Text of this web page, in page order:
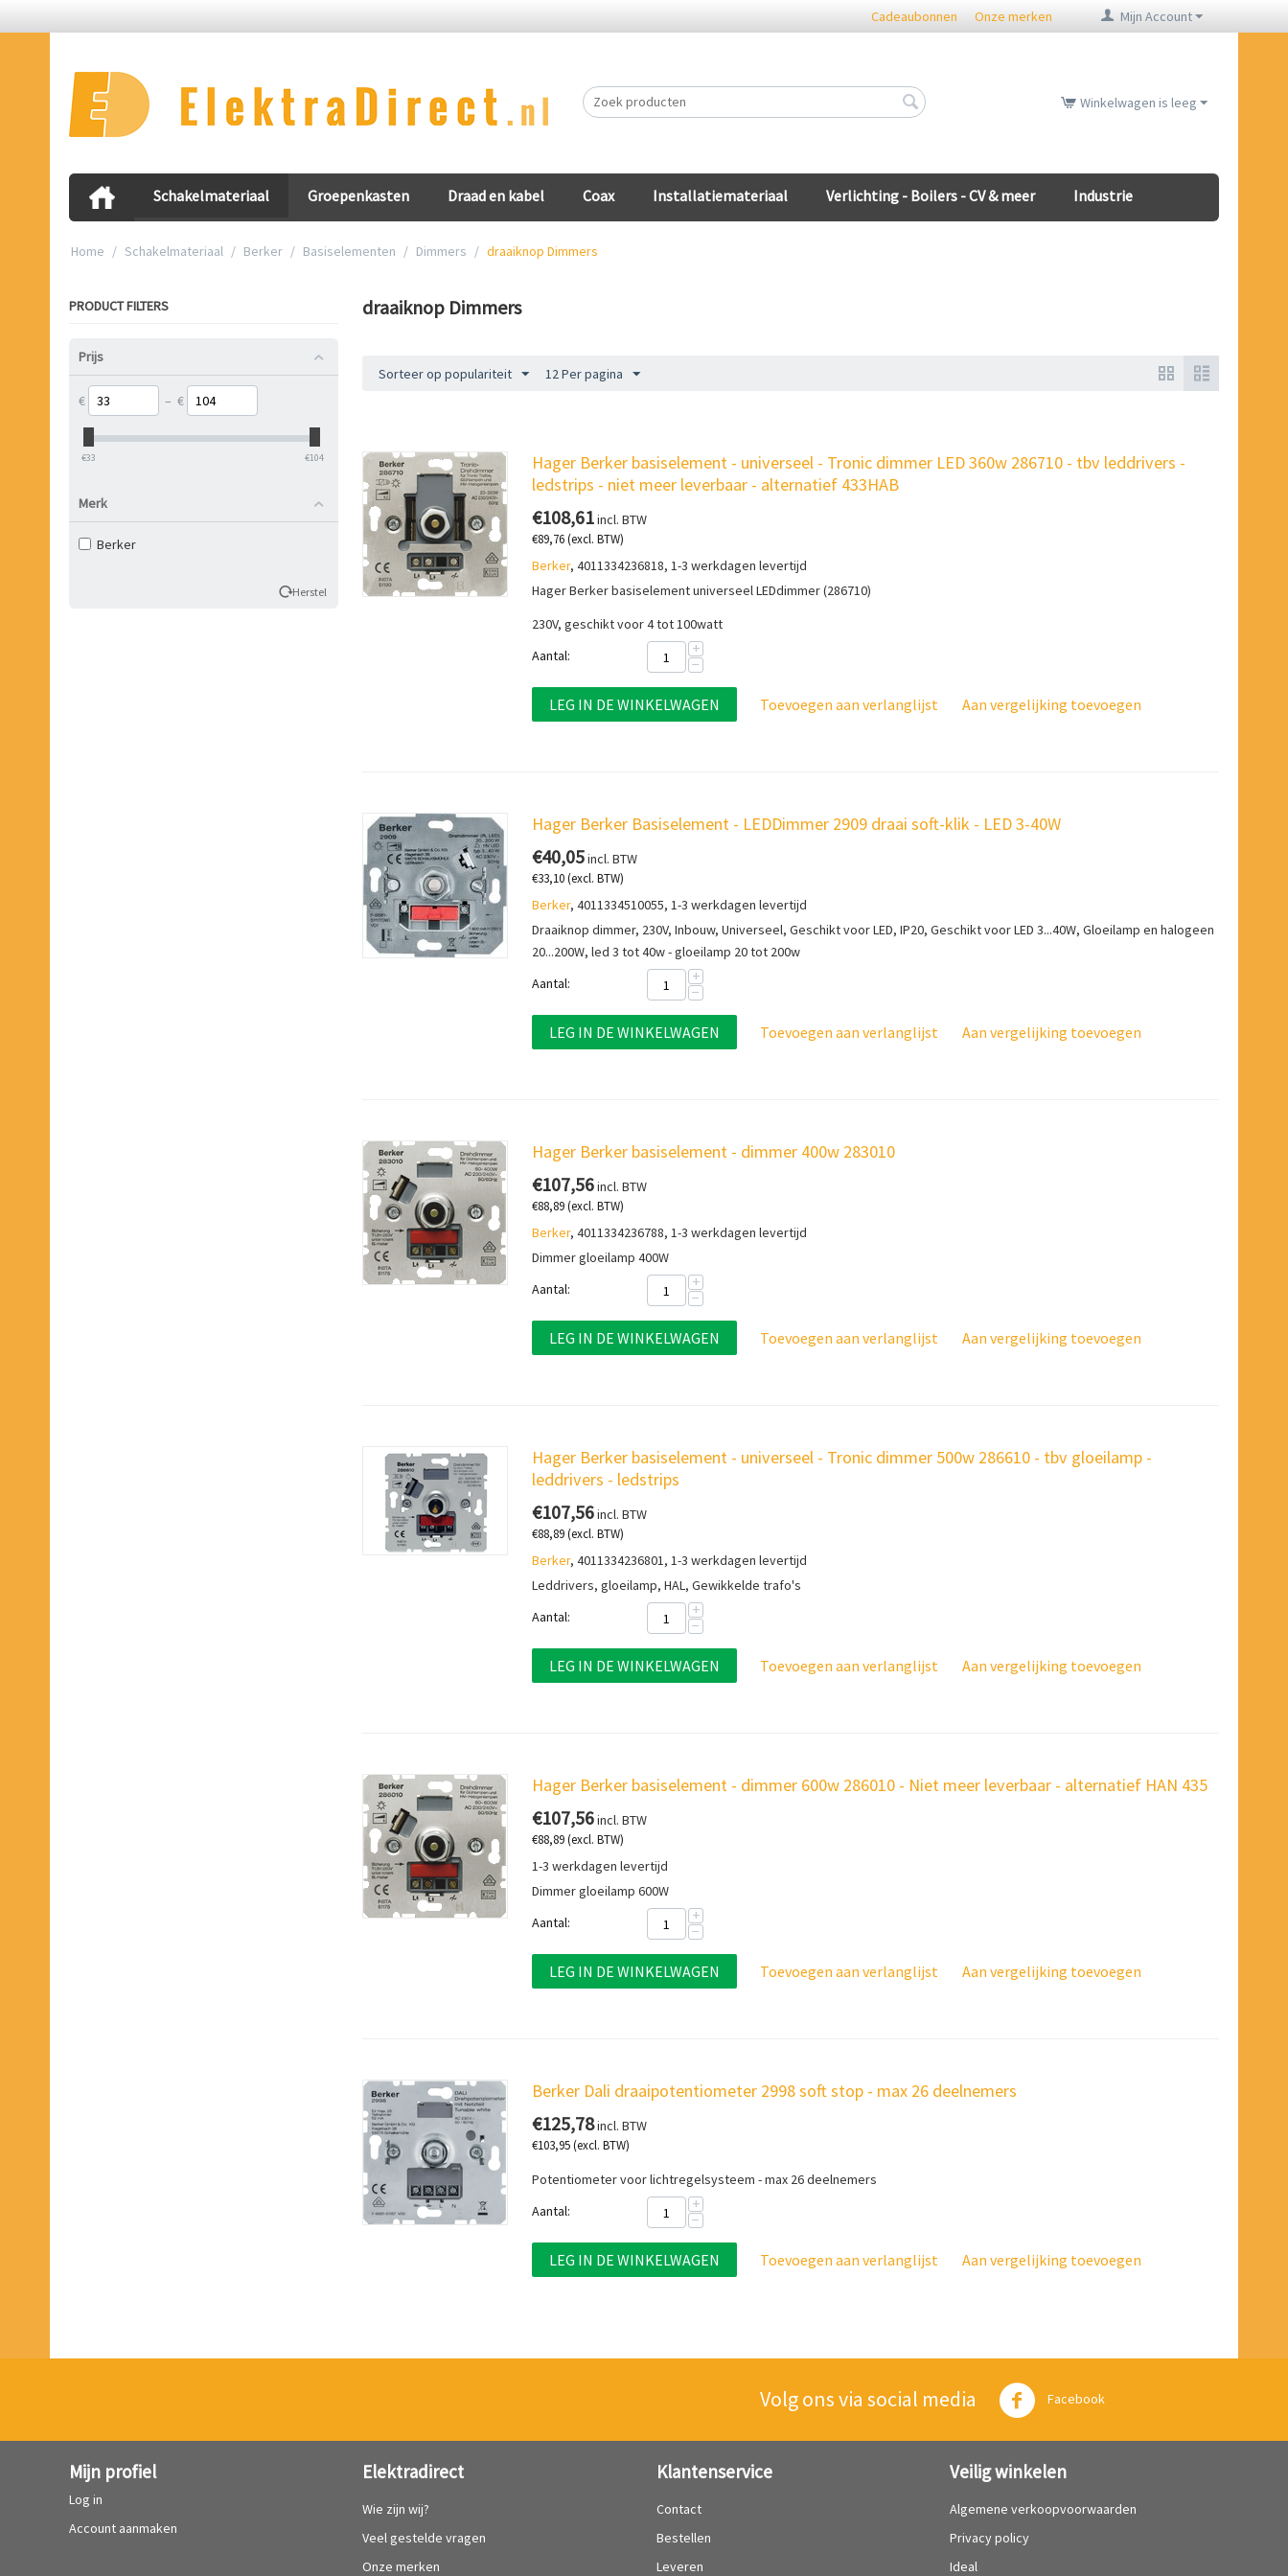
Mijn Account
Cadeaubonnen Onze merken
Winkelwagen is leeg
Schakelmateriaal Groepenkasten Draad en kabel Coax Installatiemateriaal Verlichting - Boilers - CV & meer Industrie
Home / Schakelmateriaal / Berker / Basiselementen / Dimmers / draaiknop Dimmers
PRODUCT FILTERS
Prijs
€ – €
‎€33 ‎€104
Merk
Berker
Herstel
draaiknop Dimmers
Sorteer op populariteit 12 Per pagina
Hager Berker basiselement - universeel - Tronic dimmer LED 360w 286710 - tbv leddrivers -
ledstrips - niet meer leverbaar - alternatief 433HAB
€108,61incl. BTW
€89,76(excl. BTW)
Berker, 4011334236818, 1-3 werkdagen levertijd
Hager Berker basiselement universeel LEDdimmer (286710)
230V, geschikt voor 4 tot 100watt
Aantal:
+
−
LEG IN DE WINKELWAGEN Toevoegen aan verlanglijst Aan vergelijking toevoegen
Hager Berker Basiselement - LEDDimmer 2909 draai soft-klik - LED 3-40W
€40,05incl. BTW
€33,10(excl. BTW)
Berker, 4011334510055, 1-3 werkdagen levertijd
Draaiknop dimmer, 230V, Inbouw, Universeel, Geschikt voor LED, IP20, Geschikt voor LED 3...40W, Gloeilamp en halogeen
20...200W, led 3 tot 40w - gloeilamp 20 tot 200w
Aantal:
+
−
LEG IN DE WINKELWAGEN Toevoegen aan verlanglijst Aan vergelijking toevoegen
Hager Berker basiselement - dimmer 400w 283010
€107,56incl. BTW
€88,89(excl. BTW)
Berker, 4011334236788, 1-3 werkdagen levertijd
Dimmer gloeilamp 400W
Aantal:
+
−
LEG IN DE WINKELWAGEN Toevoegen aan verlanglijst Aan vergelijking toevoegen
Hager Berker basiselement - universeel - Tronic dimmer 500w 286610 - tbv gloeilamp -
leddrivers - ledstrips
€107,56incl. BTW
€88,89(excl. BTW)
Berker, 4011334236801, 1-3 werkdagen levertijd
Leddrivers, gloeilamp, HAL, Gewikkelde trafo's
Aantal:
+
−
LEG IN DE WINKELWAGEN Toevoegen aan verlanglijst Aan vergelijking toevoegen
Hager Berker basiselement - dimmer 600w 286010 - Niet meer leverbaar - alternatief HAN 435
€107,56incl. BTW
€88,89(excl. BTW)
1-3 werkdagen levertijd
Dimmer gloeilamp 600W
Aantal:
+
−
LEG IN DE WINKELWAGEN Toevoegen aan verlanglijst Aan vergelijking toevoegen
Berker Dali draaipotentiometer 2998 soft stop - max 26 deelnemers
€125,78incl. BTW
€103,95(excl. BTW)
Potentiometer voor lichtregelsysteem - max 26 deelnemers
Aantal:
+
−
LEG IN DE WINKELWAGEN Toevoegen aan verlanglijst Aan vergelijking toevoegen
Volg ons via social media Facebook
Mijn profiel
Log in
Account aanmaken
Elektradirect
Wie zijn wij?
Veel gestelde vragen
Onze merken
Klantenservice
Contact
Bestellen
Leveren
Veilig winkelen
Algemene verkoopvoorwaarden
Privacy policy
Ideal